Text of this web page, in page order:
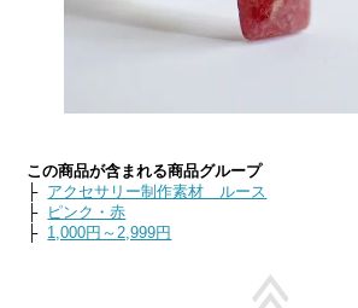
この商品が含まれる商品グループ
├ アクセサリー制作素材 ルース
├
ピンク・赤
├ 1,000円～2,999円